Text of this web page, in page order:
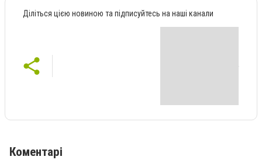
Діліться цією новиною та підписуйтесь на наші канали
Коментарі